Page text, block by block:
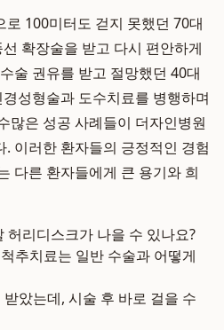
100미터도 걷지 못했던 70대
확장술을 받고 다시 편안하게
술 권유를 받고 절망했던 40대
성형술과 도수치료를 병행하며
많은 성공 사례들이 더자인병원
이러한 환자들의 긍정적인 경험
다른 환자들에게 큰 용기와 희
허리디스크가 나을 수 있나요?
추치료는 일반 수술과 어떻게
았는데, 시술 후 바로 걸을 수